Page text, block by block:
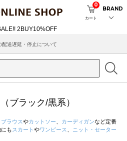
カート
0
BRAND
案内
ブラック/黒系）
ラウスやカットソー カーディガンなど定番
も スカート やワンピース
ニット・セーター